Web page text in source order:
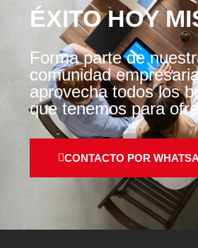
ÉXITO HOY
Forma parte de
comunidad
aprovecha todos los
que tenemos para
CONTACTO POR